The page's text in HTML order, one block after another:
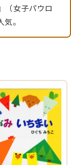
（女子パウロ
。